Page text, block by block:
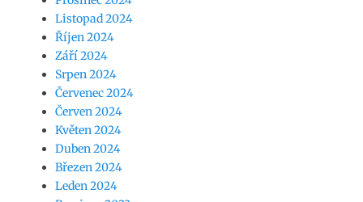
Listopad 2024
Říjen 2024
Září 2024
Srpen 2024
Červenec 2024
Červen 2024
Květen 2024
Duben 2024
Březen 2024
Leden 2024